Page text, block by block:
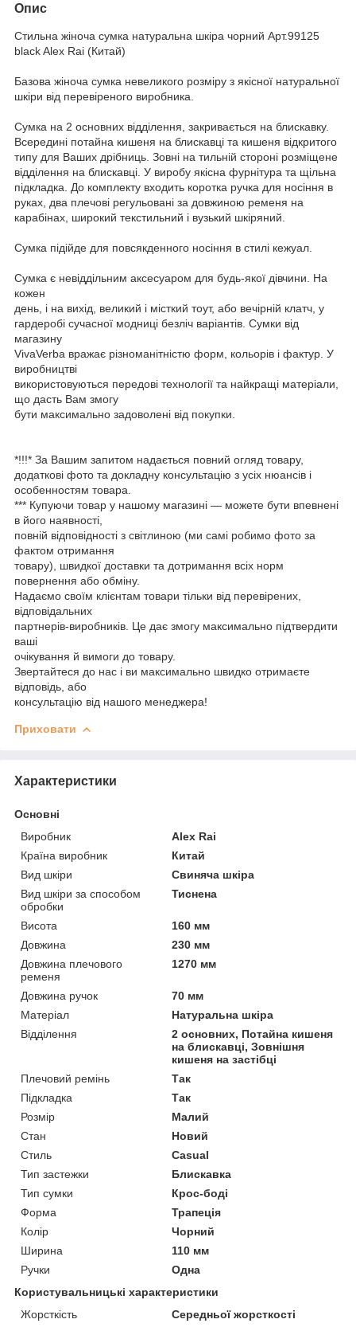
Опис
Стильна жіноча сумка натуральна шкіра чорний Арт.99125
black Alex Rai (Китай)
Базова жіноча сумка невеликого розміру з якісної натуральної
шкіри від перевіреного виробника.
Сумка на 2 основних відділення, закривається на блискавку.
Всередині потайна кишеня на блискавці та кишеня відкритого
типу для Ваших дрібниць. Зовні на тильній стороні розміщене
відділення на блискавці. У виробу якісна фурнітура та щільна
підкладка. До комплекту входить коротка ручка для носіння в
руках, два плечові регульовані за довжиною ременя на
карабінах, широкий текстильний і вузький шкіряний.
Сумка підійде для повсякденного носіння в стилі кежуал.
Сумка є невіддільним аксесуаром для будь-якої дівчини. На
кожен
день, і на вихід, великий і місткий тоут, або вечірній клатч, у
гардеробі сучасної модниці безліч варіантів. Сумки від
магазину
VivaVerba вражає різноманітністю форм, кольорів і фактур. У
виробництві
використовуються передові технології та найкращі матеріали,
що дасть Вам змогу
бути максимально задоволені від покупки.
*!!!* За Вашим запитом надається повний огляд товару,
додаткові фото та докладну консультацію з усіх нюансів і
особенностям товара.
*** Купуючи товар у нашому магазині — можете бути впевнені
в його наявності,
повній відповідності з світлиною (ми самі робимо фото за
фактом отримання
товару), швидкої доставки та дотримання всіх норм
повернення або обміну.
Надаємо своїм клієнтам товари тільки від перевірених,
відповідальних
партнерів-виробників. Це дає змогу максимально підтвердити
ваші
очікування й вимоги до товару.
Звертайтеся до нас і ви максимально швидко отримаєте
відповідь, або
консультацію від нашого менеджера!
Приховати
Характеристики
Основні
Виробник
Alex Rai
Країна виробник
Китай
Вид шкіри
Свиняча шкіра
Вид шкіри за способом
обробки
Тиснена
Висота
160 мм
Довжина
230 мм
Довжина плечового
ременя
1270 мм
Довжина ручок
70 мм
Матеріал
Натуральна шкіра
Відділення
2 основних, Потайна кишеня
на блискавці, Зовнішня
кишеня на застібці
Плечовий ремінь
Так
Підкладка
Так
Розмір
Малий
Стан
Новий
Стиль
Casual
Тип застежки
Блискавка
Тип сумки
Крос-боді
Форма
Трапеція
Колір
Чорний
Ширина
110 мм
Ручки
Одна
Користувальницькі характеристики
Жорсткість
Середньої жорсткості